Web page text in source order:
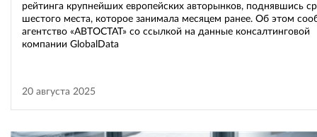
рейтинга крупнейших европейских авторынков, поднявшись
шестого места, которое занимала месяцем ранее. Об этом
агентство «АВТОСТАТ» со ссылкой на данные консалтинговой
компании GlobalData
20 августа 2025